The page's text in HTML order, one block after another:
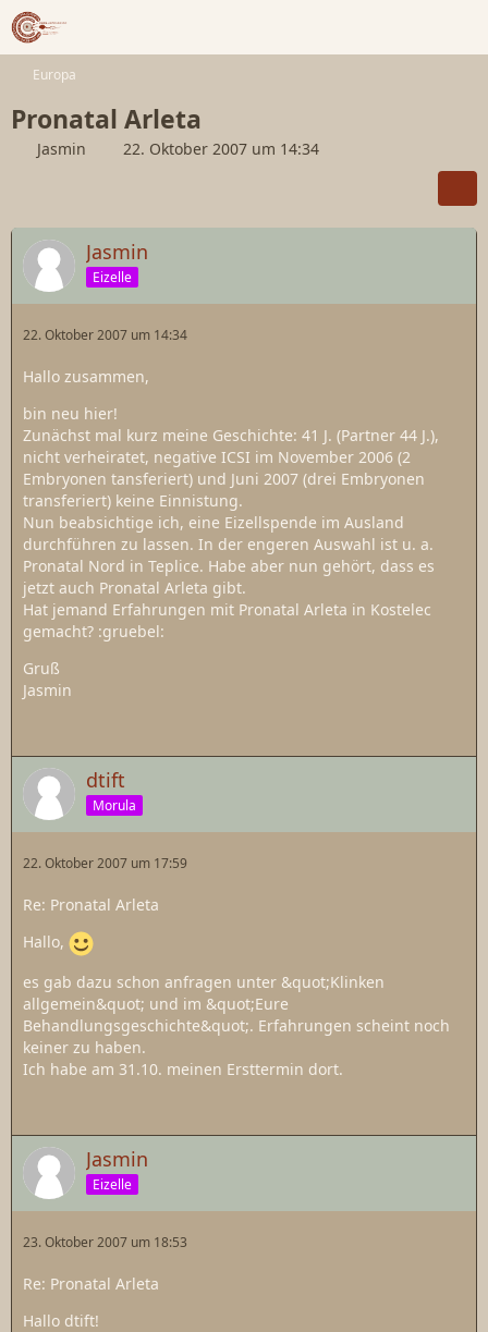
Europa
Pronatal Arleta
Jasmin 22. Oktober 2007 um 14:34
Jasmin
Eizelle
22. Oktober 2007 um 14:34
Hallo zusammen,
bin neu hier!
Zunächst mal kurz meine Geschichte: 41 J. (Partner 44 J.),
nicht verheiratet, negative ICSI im November 2006 (2
Embryonen tansferiert) und Juni 2007 (drei Embryonen
transferiert) keine Einnistung.
Nun beabsichtige ich, eine Eizellspende im Ausland
durchführen zu lassen. In der engeren Auswahl ist u. a.
Pronatal Nord in Teplice. Habe aber nun gehört, dass es
jetzt auch Pronatal Arleta gibt.
Hat jemand Erfahrungen mit Pronatal Arleta in Kostelec
gemacht? :gruebel:
Gruß
Jasmin
dtift
Morula
22. Oktober 2007 um 17:59
Re: Pronatal Arleta
Hallo,
es gab dazu schon anfragen unter &quot;Klinken
allgemein&quot; und im &quot;Eure
Behandlungsgeschichte&quot;. Erfahrungen scheint noch
keiner zu haben.
Ich habe am 31.10. meinen Ersttermin dort.
Jasmin
Eizelle
23. Oktober 2007 um 18:53
Re: Pronatal Arleta
Hallo dtift!